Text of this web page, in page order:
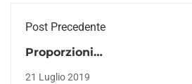
Post Precedente
Proporzioni
corporee nel
21 Luglio 2019